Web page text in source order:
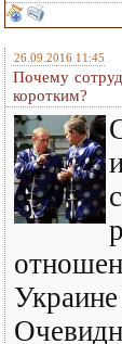
26.09.2016 11:45
Почему
коротким?